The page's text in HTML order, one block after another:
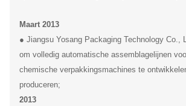
Maart 2013
● Jiangsu Yosang Packaging Technology Co.,
om volledig automatische assemblagelijnen
chemische verpakkingsmachines te
produceren;
2013